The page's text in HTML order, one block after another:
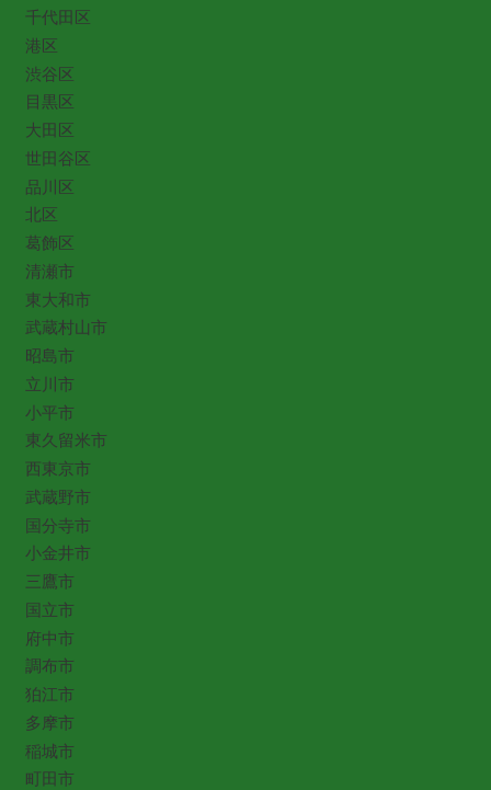
千代田区
港区
渋谷区
目黒区
大田区
世田谷区
品川区
北区
葛飾区
清瀬市
東大和市
武蔵村山市
昭島市
立川市
小平市
東久留米市
西東京市
武蔵野市
国分寺市
小金井市
三鷹市
国立市
府中市
調布市
狛江市
多摩市
稲城市
町田市